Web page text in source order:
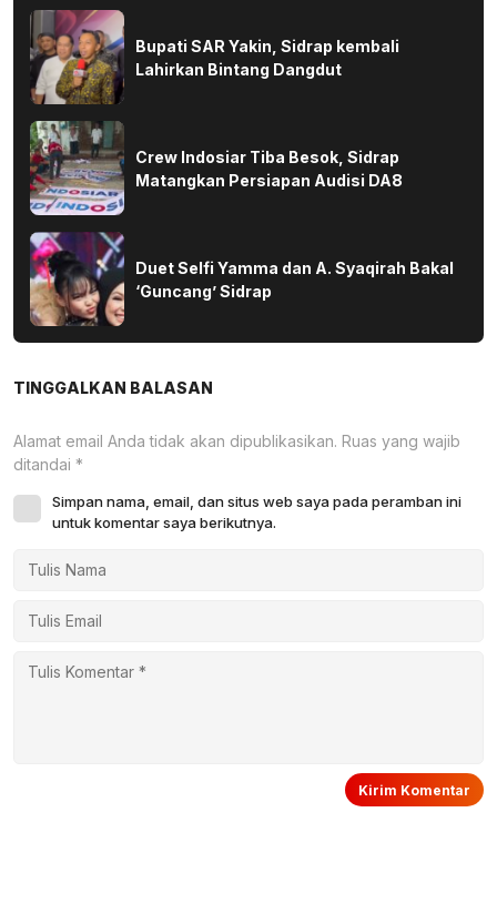
Bupati SAR Yakin, Sidrap kembali
Lahirkan Bintang Dangdut
Crew Indosiar Tiba Besok, Sidrap
Matangkan Persiapan Audisi DA8
Duet Selfi Yamma dan A. Syaqirah Bakal
‘Guncang’ Sidrap
TINGGALKAN BALASAN
Alamat email Anda tidak akan dipublikasikan. Ruas yang wajib
ditandai *
Simpan nama, email, dan situs web saya pada peramban ini
untuk komentar saya berikutnya.